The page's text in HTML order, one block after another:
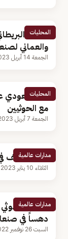
المحليات
السفير
والعماني
الجمعة 14 أبريل 2023
المحليات
وفد سعودي
مع الحوثيين
الجمعة 7 أبريل 2023
مدارات عالمية
انفجار عنيف
الثلاثاء 10 يناير 2023
مدارات عالمية
ميلشيا
دهساً في
السبت 26 نوفمبر 2022